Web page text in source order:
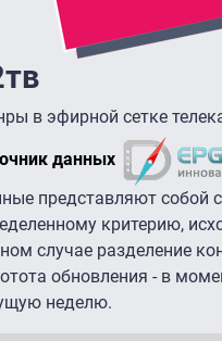
в эфирной сетке
данных
представляют собой
критерию,
случае разделение
обновления - в
неделю.